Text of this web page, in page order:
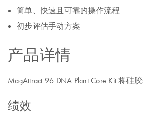
简单、快速且可靠的操作流程
初步评估手动方案
产品详情
MagAttract 96 DNA Plant Core Kit 将
绩效